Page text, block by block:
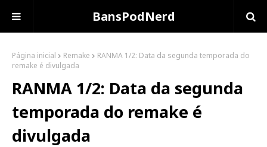
BansPodNerd
Página inicial Remake
RANMA 1/2: Data da segunda temporada do
remake é divulgada
RANMA 1/2: Data da segunda
temporada do remake é
divulgada